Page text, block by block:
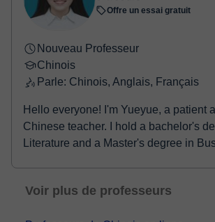
Offre un essai gratuit
Nouveau Professeur
Chinois
Parle: Chinois, Anglais, Français
Hello everyone! I'm Yueyue, a patient
Chinese teacher. I hold a bachelor's degree in English
Literature and a Master's degree in
other languages(CTCSOL), with a
Voir plus de professeurs